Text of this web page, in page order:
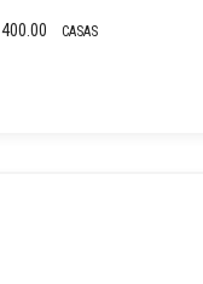
400.00 CASAS